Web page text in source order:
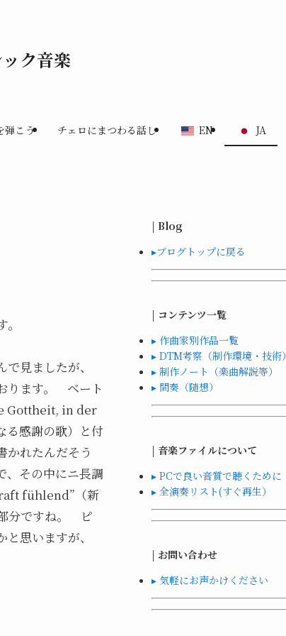
ク音楽
弾こう チェロにまつわる話し EN JA
見ましたが、
ります。 ベート
Gottheit, in der
感謝の歌）と付
かれたんだそう
その中にニ長調
fühlend”（新
分ですね。 ピ
思いますが、
| Blog
▸ブログトップに戻る
| コンテンツ一覧
▸ 作曲家別作品一覧
▸ DTM考察（制作環境・技術）
▸ 制作ノート（楽曲解説等）
▸ 間奏（随想）
| 音楽ファイルについて
▸ PCで良い音質で聴くために
▸ 全演奏リスト(すぐ再生）
| お問い合わせ
▸ 気軽にお声かけください